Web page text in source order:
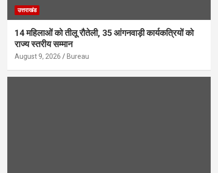
उत्तराखंड
14 महिलाओं को तीलू रौतेली, 35 आंगनवाड़ी कार्यकत्रियों को
राज्य स्तरीय सम्मान
August 9, 2026 Bureau